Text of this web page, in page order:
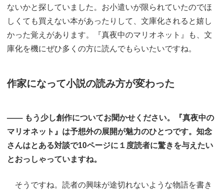
ないかと探していました。お小遣いが限られていたのでほ
しくても買えない本があったりして、文庫化されると嬉し
かった覚えがあります。『真夜中のマリオネット』も、文
庫化を機にぜひ多くの方に読んでもらいたいですね。
作家になって小説の読み方が変わった
―― もう少し創作についてお聞かせください。『真夜中の
マリオネット』は予想外の展開が魅力のひとつです。知念
さんはとある対談で10ページに１度読者に驚きを与えたい
とおっしゃっていますね。
そうですね。読者の興味が途切れないような物語を書き